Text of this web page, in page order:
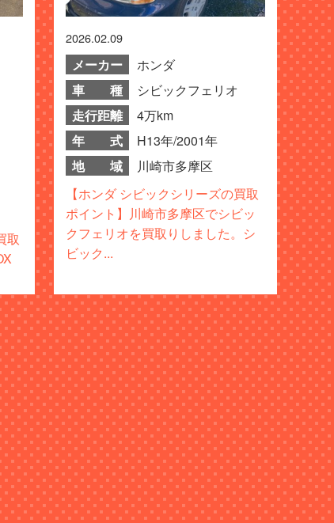
取
2026.02.09
メーカー
ホンダ
車 種
シビックフェリオ
走行距離
4万km
年 式
H13年/2001年
地 域
川崎市多摩区
【ホンダ シビックシリーズの買取
ポイント】川崎市多摩区でシビッ
クフェリオを買取りしました。シ
ビック...